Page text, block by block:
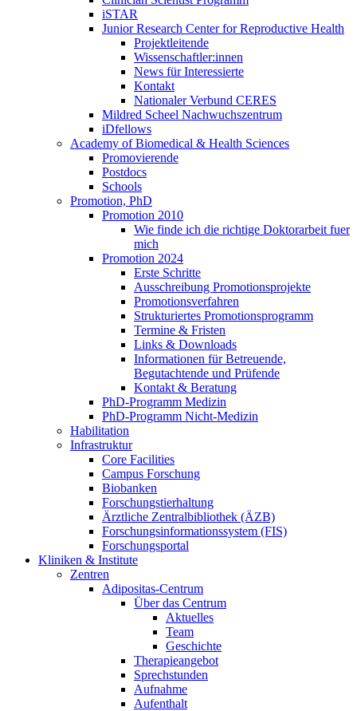
iSTAR
Junior Research Center for Reproductive Health
Projektleitende
Wissenschaftler:innen
News für Interessierte
Kontakt
Nationaler Verbund CERES
Mildred Scheel Nachwuchszentrum
iDfellows
Academy of Biomedical & Health Sciences
Promovierende
Postdocs
Schools
Promotion, PhD
Promotion 2010
Wie finde ich die richtige Doktorarbeit fuer
mich
Promotion 2024
Erste Schritte
Ausschreibung Promotionsprojekte
Promotionsverfahren
Strukturiertes Promotionsprogramm
Termine & Fristen
Links & Downloads
Informationen für Betreuende,
Begutachtende und Prüfende
Kontakt & Beratung
PhD-Programm Medizin
PhD-Programm Nicht-Medizin
Habilitation
Infrastruktur
Core Facilities
Campus Forschung
Biobanken
Forschungstierhaltung
Ärztliche Zentralbibliothek (ÄZB)
Forschungsinformationssystem (FIS)
Forschungsportal
Kliniken & Institute
Zentren
Adipositas-Centrum
Über das Centrum
Aktuelles
Team
Geschichte
Therapieangebot
Sprechstunden
Aufnahme
Aufenthalt